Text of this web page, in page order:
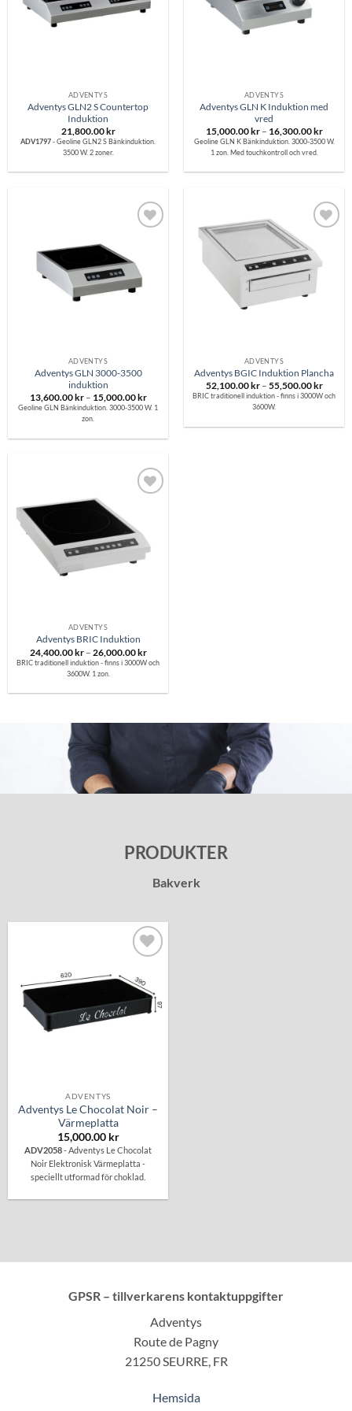
ADVENTYS
Adventys GLN2 S Countertop
Induktion
21,800.00 kr
ADV1797- Geoline GLN2 S Bänkinduktion.
3500 W. 2 zoner.
ADVENTYS
Adventys GLN K Induktion med
vred
15,000.00 kr – 16,300.00 kr
Geoline GLN K Bänkinduktion. 3000-3500 W.
1 zon. Med touchkontroll och vred.
önskelistan
ADVENTYS
Adventys GLN 3000-3500
induktion
13,600.00 kr – 15,000.00 krPrisintervall:
13,600.00 kr
Geoline GLN Bänkinduktion. 3000-3500 W. 1
zon.
Lägg till i
önskelistan
ADVENTYS
Adventys BGIC Induktion Plancha
52,100.00 kr – 55,500.00 kr
BRIC traditionell induktion - finns i 3000W och
3600W.
önskelistan
ADVENTYS
Adventys BRIC Induktion
24,400.00kr – 26,000.00krPrisintervall:
24,400.00 kr
till
BRIC traditionell induktion - finns i 3000W och
3600W. 1 zon.
PRODUKTER
Bakverk
Lägg till i
önskelistan
ADVENTYS
Adventys Le Chocolat Noir –
Värmeplatta
15,000.00 kr
ADV2058- Adventys Le Chocolat
Noir Elektronisk Värmeplatta -
speciellt utformad för choklad.
GPSR – tillverkarens kontaktuppgifter
Adventys
Route de Pagny
21250 SEURRE, FR
Hemsida